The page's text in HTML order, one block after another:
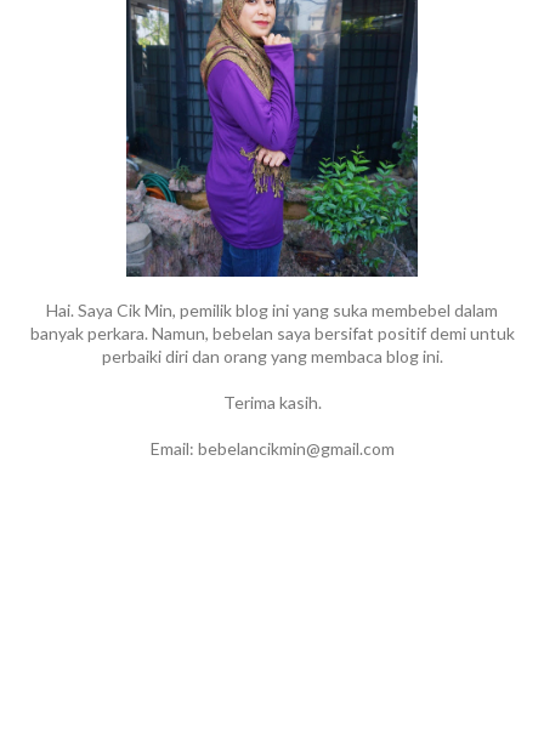
Hai. Saya Cik Min, pemilik blog ini yang suka membebel dalam
banyak perkara. Namun, bebelan saya bersifat positif demi untuk
perbaiki diri dan orang yang membaca blog ini.
Terima kasih.
Email: bebelancikmin@gmail.com